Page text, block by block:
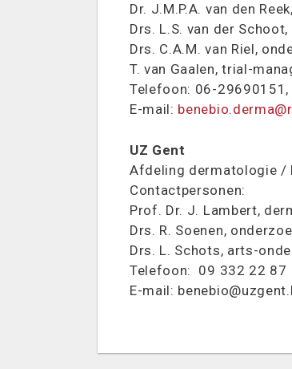
Dr. J.M.P.A. van den
Drs. L.S. van der
Drs. C.A.M. van Riel,
T. van Gaalen, trial-
Telefoon: 06-
E-mail:
UZ Gent
Afdeling dermatologie /
Contactpersonen:
Prof. Dr. J. Lambert,
Drs. R. Soenen,
Drs. L. Schots, arts-
Telefoon: 09 332 22 87
E-mail: